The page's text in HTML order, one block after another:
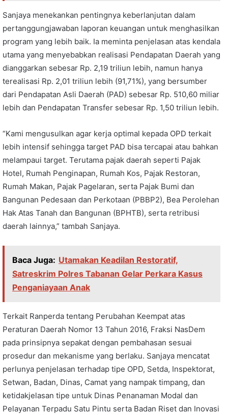
Sanjaya menekankan pentingnya keberlanjutan dalam
pertanggungjawaban laporan keuangan untuk menghasilkan
program yang lebih baik. Ia meminta penjelasan atas kendala
utama yang menyebabkan realisasi Pendapatan Daerah yang
dianggarkan sebesar Rp. 2,19 triliun lebih, namun hanya
terealisasi Rp. 2,01 triliun lebih (91,71%), yang bersumber
dari Pendapatan Asli Daerah (PAD) sebesar Rp. 510,60 miliar
lebih dan Pendapatan Transfer sebesar Rp. 1,50 triliun lebih.
“Kami mengusulkan agar kerja optimal kepada OPD terkait
lebih intensif sehingga target PAD bisa tercapai atau bahkan
melampaui target. Terutama pajak daerah seperti Pajak
Hotel, Rumah Penginapan, Rumah Kos, Pajak Restoran,
Rumah Makan, Pajak Pagelaran, serta Pajak Bumi dan
Bangunan Pedesaan dan Perkotaan (PBBP2), Bea Perolehan
Hak Atas Tanah dan Bangunan (BPHTB), serta retribusi
daerah lainnya,” tambah Sanjaya.
Baca Juga: Utamakan Keadilan Restoratif,
Satreskrim Polres Tabanan Gelar Perkara Kasus
Penganiayaan Anak
Terkait Ranperda tentang Perubahan Keempat atas
Peraturan Daerah Nomor 13 Tahun 2016, Fraksi NasDem
pada prinsipnya sepakat dengan pembahasan sesuai
prosedur dan mekanisme yang berlaku. Sanjaya mencatat
perlunya penjelasan terhadap tipe OPD, Setda, Inspektorat,
Setwan, Badan, Dinas, Camat yang nampak timpang, dan
ketidakjelasan tipe untuk Dinas Penanaman Modal dan
Pelayanan Terpadu Satu Pintu serta Badan Riset dan Inovasi